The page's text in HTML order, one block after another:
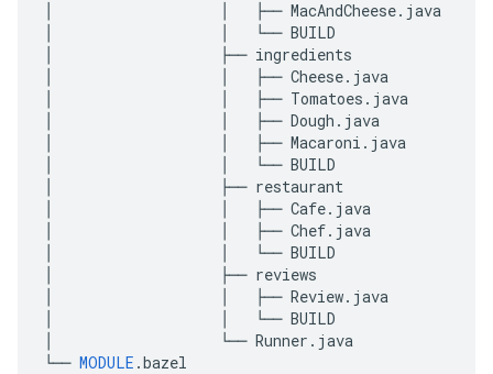
├── MacAndCheese. java
└── BUILD
├── ingredients
├── Cheese. java
├── Tomatoes . java
├── Dough . java
├── Macaroni . java
└── BUILD
├── restaurant
├── Cafe. java
├── Chef. java
└── BUILD
├── reviews
├── Review. java
└── BUILD
└── Runner . java
└── MODULE .bazel